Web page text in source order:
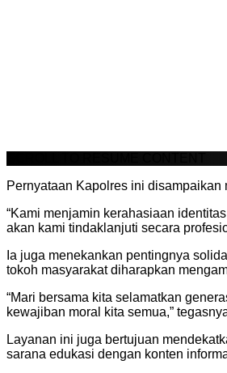
Pernyataan Kapolres ini
“Kami menjamin kerahasiaan
akan kami tindaklanjuti secara
Ia juga menekankan pentingnya
tokoh masyarakat diharapkan
“Mari bersama kita selamatkan
kewajiban moral kita semua,”
Layanan ini juga bertujuan
sarana edukasi dengan konten